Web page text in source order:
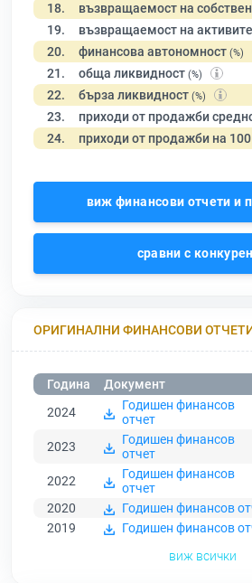
18. възвращаемост на
19. възвращаемост на
20. финансова автономност (%)
21. обща ликвидност (%)
22. бърза ликвидност (%)
23. приходи от продажби
24. приходи от продажби на
виж финансови отчети и
сравни с
ОРИГИНАЛНИ ФИНАНСОВИ
Година
Документ
2024
Годишен финансов
отчет
2023
Годишен финансов
отчет
2022
Годишен финансов
отчет
2020
Годишен финансов
2019
Годишен финансов
виж всички